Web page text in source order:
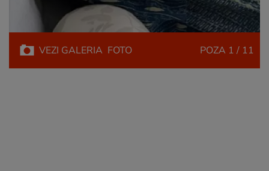
VEZI GALERIA FOTO POZA 1 / 11